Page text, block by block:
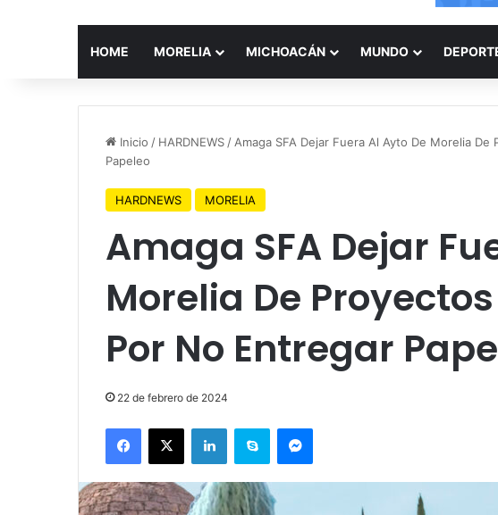
HOME MORELIA MICHOACÁN MUNDO
Inicio / HARDNEWS / Amaga SFA Dejar Fuera Al Ayto De Morelia
Papeleo
HARDNEWS MORELIA
Amaga SFA Dejar
Morelia De Proyectos
Por No Entregar
22 de febrero de 2024
Facebook
X LinkedInSkype Messenger